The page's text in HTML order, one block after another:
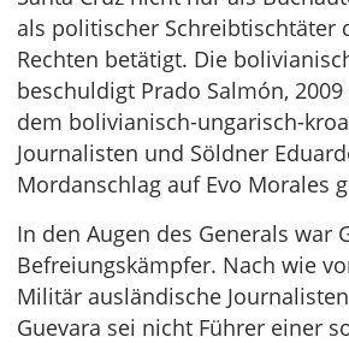
als politischer Schreibtischtäter
Rechten betätigt. Die
beschuldigt Prado Salmón,
dem bolivianisch-ungarisch-
Journalisten und Söldner
Mordanschlag auf Evo Morales
In den Augen des Generals war
Befreiungskämpfer. Nach wie
Militär ausländische
Guevara sei nicht Führer einer